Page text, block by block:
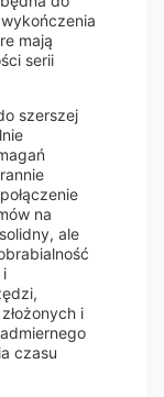
mają
serii
szerszej
na
ale
i
i
czasu